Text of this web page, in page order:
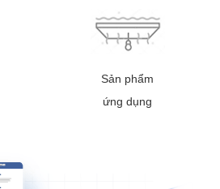
Sản phẩm
ứng dụng